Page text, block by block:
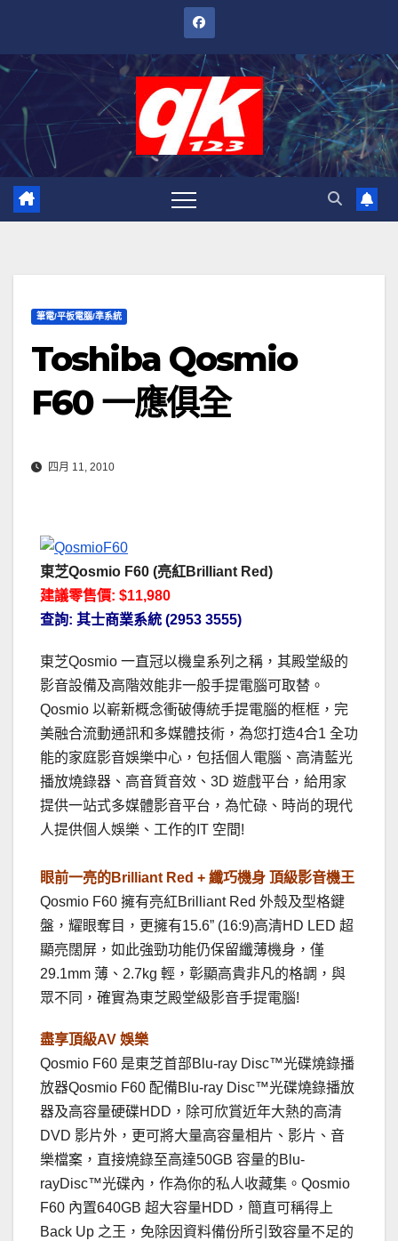
內
筆電/平板電腦/準系統
Toshiba Qosmio
F60 一應俱全
四月 11, 2010
東芝Qosmio F60 (亮紅Brilliant Red)
建議零售價: $11,980
查詢: 其士商業系統 (2953 3555)
東芝Qosmio 一直冠以機皇系列之稱，其殿堂級的
影音設備及高階效能非一般手提電腦可取替。
Qosmio 以嶄新概念衝破傳統手提電腦的框框，完
美融合流動通訊和多媒體技術，為您打造4合1 全功
能的家庭影音娛樂中心，包括個人電腦、高清藍光
播放燒錄器、高音質音效、3D 遊戲平台，給用家
提供一站式多媒體影音平台，為忙碌、時尚的現代
人提供個人娛樂、工作的IT 空間!
眼前一亮的Brilliant Red + 纖巧機身 頂級影音機王
Qosmio F60 擁有亮紅Brilliant Red 外殼及型格鍵
盤，耀眼奪目，更擁有15.6” (16:9)高清HD LED 超
顯亮闊屏，如此強勁功能仍保留纖薄機身，僅
29.1mm 薄、2.7kg 輕，彰顯高貴非凡的格調，與
眾不同，確實為東芝殿堂級影音手提電腦!
盡享頂級AV 娛樂
Qosmio F60 是東芝首部Blu-ray Disc™光碟燒錄播
放器Qosmio F60 配備Blu-ray Disc™光碟燒錄播放
器及高容量硬碟HDD，除可欣賞近年大熱的高清
DVD 影片外，更可將大量高容量相片、影片、音
樂檔案，直接燒錄至高達50GB 容量的Blu-
rayDisc™光碟內，作為你的私人收藏集。Qosmio
F60 內置640GB 超大容量HDD，簡直可稱得上
Back Up 之王，免除因資料備份所引致容量不足的